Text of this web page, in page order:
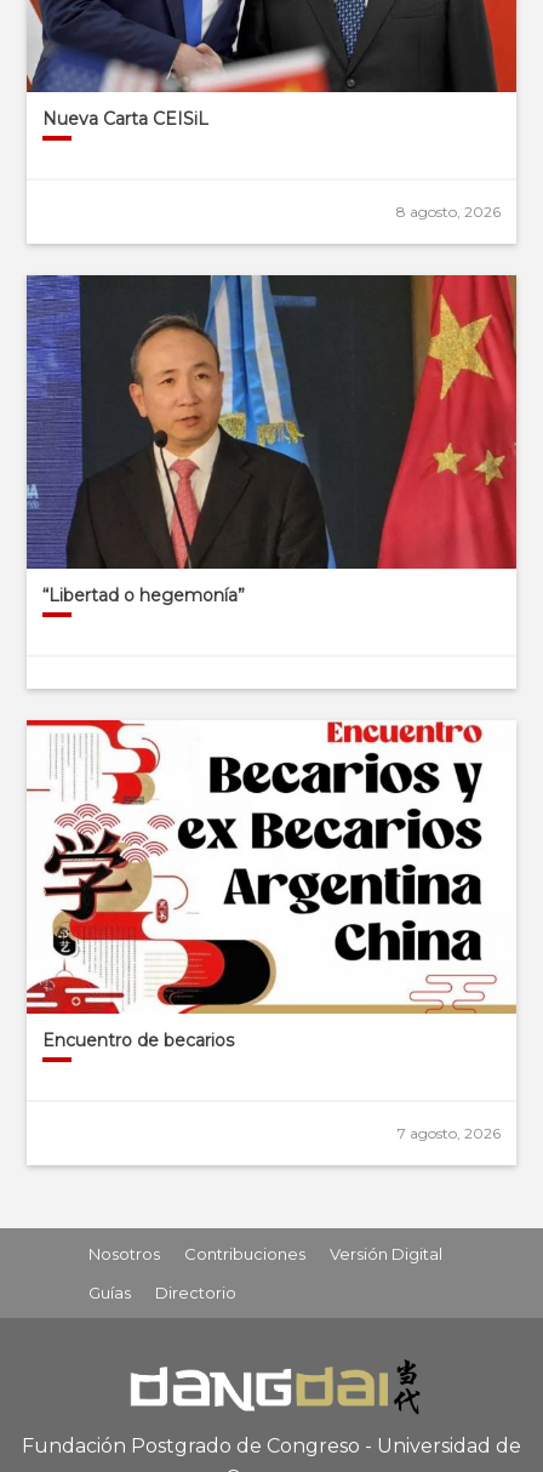
Nueva Carta CEISiL
8 agosto, 2026
“Libertad o hegemonía”
Encuentro de becarios
7 agosto, 2026
Nosotros Contribuciones
Versión Digital
Guías
Directorio
Fundación Postgrado de Congreso - Universidad de